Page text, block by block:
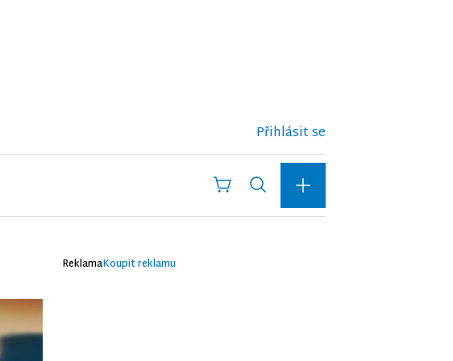
Přihlásit se
ReklamaKoupit reklamu